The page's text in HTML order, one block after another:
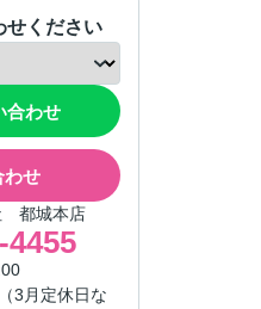
せください
合わせ
わせ
都城本店
4455
3月定休日な